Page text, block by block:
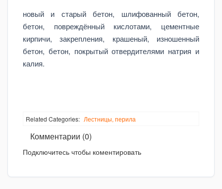
новый и старый бетон, шлифованный бетон,
бетон, повреждённый кислотами, цементные
кирпичи, закрепления, крашеный, изношенный
бетон, бетон, покрытый отвердителями натрия и
калия.
Related Categories: Лестницы, перила
Комментарии (0)
Подключитесь чтобы коментировать